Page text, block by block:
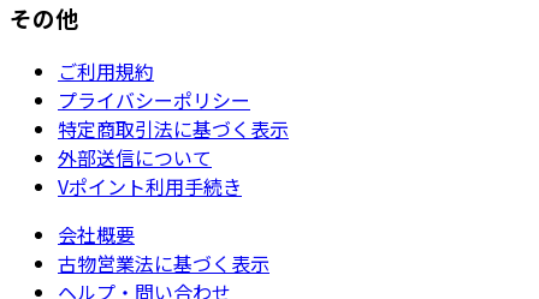
その他
ご利用規約
プライバシーポリシー
特定商取引法に基づく表示
外部送信について
Vポイント利用手続き
会社概要
古物営業法に基づく表示
ヘルプ・問い合わせ